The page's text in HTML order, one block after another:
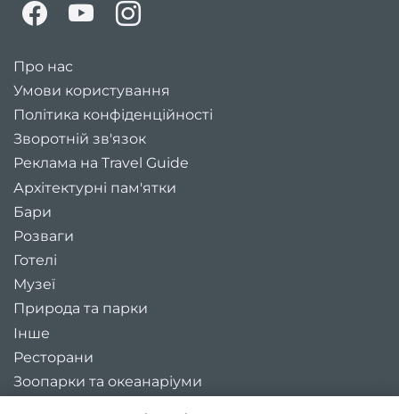
Про нас
Умови користування
Політика конфіденційності
Зворотній зв'язок
Реклама на Travel Guide
Архітектурні пам'ятки
Бари
Розваги
Готелі
Музеї
Природа та парки
Інше
Ресторани
Зоопарки та океанаріуми